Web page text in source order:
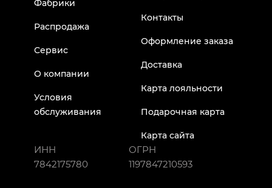
Фабрики
Распродажа
Сервис
О компании
Условия
обслуживания
Контакты
Оформление заказа
Доставка
Карта лояльности
Подарочная карта
Карта сайта
ИНН
7842175780
ОГРН
1197847210593